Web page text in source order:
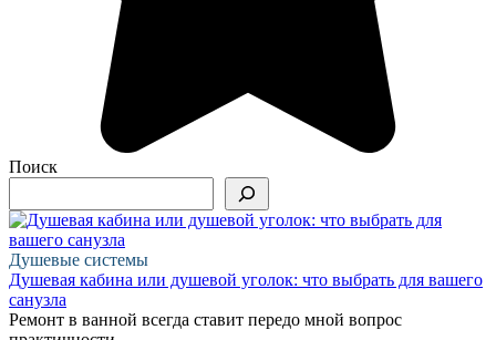
Поиск
Душевые системы
Душевая кабина или душевой уголок: что выбрать для вашего
санузла
Ремонт в ванной всегда ставит передо мной вопрос